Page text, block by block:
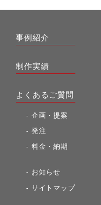
事例紹介
制作実績
よくあるご質問
企画・提案
発注
料金・納期
お知らせ
サイトマップ